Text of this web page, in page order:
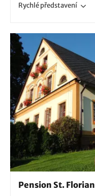
Rychlépředstavení
Pension St. Florian